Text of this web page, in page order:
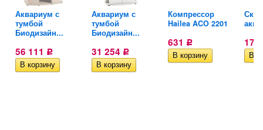
Аквариум с
тумбой
Биодизайн...
56 111 Р
Аквариум с
тумбой
Биодизайн...
31 254 Р
Компрессор
Hailea ACO 2201
631 Р 170